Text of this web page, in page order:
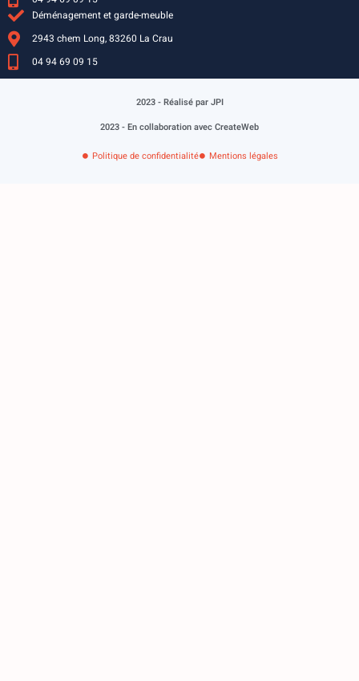
Déménagement et garde-meuble
2943 chem Long, 83260 La Crau
04 94 69 09 15
2023 - Réalisé par JPI
2023 - En collaboration avec CreateWeb
Politique de confidentialité Mentions légales